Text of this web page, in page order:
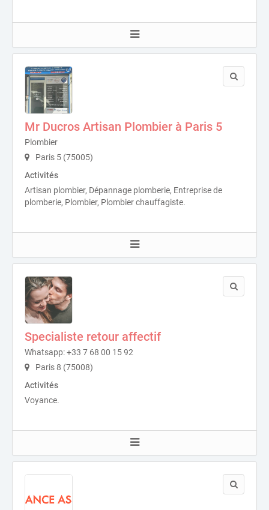
Mr Ducros Artisan Plombier à Paris 5
Plombier
Paris 5 (75005)
Activités
Artisan plombier, Dépannage plomberie, Entreprise de
plomberie, Plombier, Plombier chauffagiste.
Specialiste retour affectif
Whatsapp: +33 7 68 00 15 92
Paris 8 (75008)
Activités
Voyance.